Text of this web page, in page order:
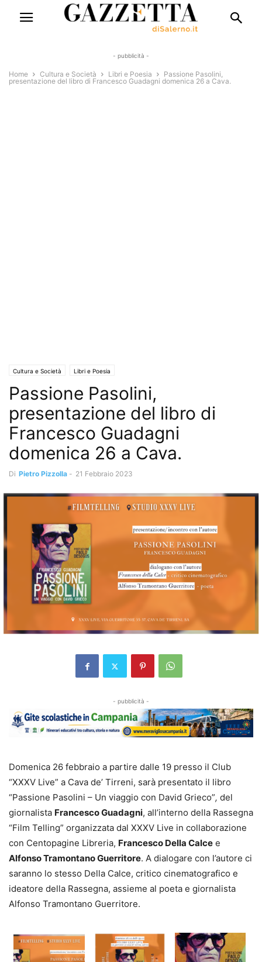
- pubblicità -
Home Cultura e Società Libri e Poesia
Passione Pasolini,
presentazione del libro di Francesco Guadagni domenica 26 a Cava.
Cultura e Società Libri e Poesia
Passione Pasolini,
presentazione del libro di
Francesco Guadagni
domenica 26 a Cava.
Di Pietro Pizzolla - 21 Febbraio 2023
- pubblicità -
Domenica 26 febbraio a partire dalle 19 presso il Club
“XXXV Live” a Cava de’ Tirreni, sarà presentato il libro
“Passione Pasolini – Un viaggio con David Grieco”, del
giornalista Francesco Guadagni, all’interno della Rassegna
“Film Telling” organizzata dal XXXV Live in collaborazione
con Centopagine Libreria, Francesco Della Calce e
Alfonso Tramontano Guerritore. A dialogare con l’autore ci
saranno lo stesso Della Calce, critico cinematografico e
ideatore della Rassegna, assieme al poeta e giornalista
Alfonso Tramontano Guerritore.